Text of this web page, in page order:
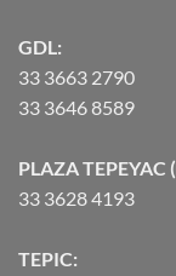
GDL:
33 3663 2790
33 3646 8589
PLAZA TEPEYAC
33 3628 4193
TEPIC: